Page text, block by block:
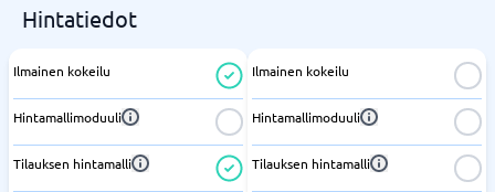
Hintatiedot
Ilmainen kokeilu
Hintamallimoduuli
Tilauksen hintamalli
Ilmainen kokeilu
Hintamallimoduuli
Tilauksen hintamalli